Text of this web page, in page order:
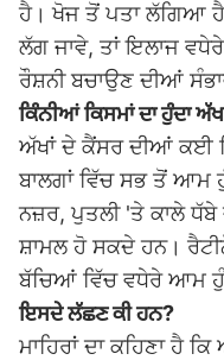
ਹੈ। ਖੋਜ ਤੋਂ ਪਤਾ ਲੱਗਿਆ ਹੈ
ਲੱਗ ਜਾਵੇ, ਤਾਂ ਇਲਾਜ
ਰੌਸ਼ਨੀ ਬਚਾਉਣ ਦੀਆਂ
ਕਿੰਨੀਆਂ ਕਿਸਮਾਂ ਦਾ ਹੁੰਦਾ
ਅੱਖਾਂ ਦੇ ਕੈਂਸਰ ਦੀਆਂ ਕਈ
ਬਾਲਗਾਂ ਵਿੱਚ ਸਭ ਤੋਂ ਆਮ
ਨਜ਼ਰ, ਪੁਤਲੀ 'ਤੇ ਕਾਲੇ
ਸ਼ਾਮਲ ਹੋ ਸਕਦੇ ਹਨ।
ਬੱਚਿਆਂ ਵਿੱਚ ਵਧੇਰੇ ਆਮ
ਇਸਦੇ ਲੱਛਣ ਕੀ ਹਨ?
ਮਾਹਿਰਾਂ ਦਾ ਕਹਿਣਾ ਹੈ